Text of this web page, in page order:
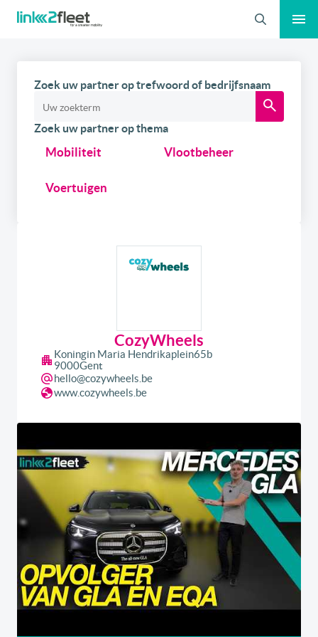
Zoeken
Zoek uw partner op trefwoord of bedrijfsnaam
Zoek uw partner op thema
Mobiliteit Vlootbeheer
Voertuigen
CozyWheels
Koningin Maria Hendrikaplein65b
9000Gent
hello@cozywheels.be
www.cozywheels.be